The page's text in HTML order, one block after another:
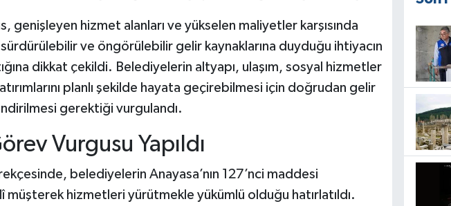
genişleyen hizmet alanları ve yükselen maliyetler karşısında
ve öngörülebilir gelir kaynaklarına duyduğu ihtiyacın
dikkat çekildi. Belediyelerin altyapı, ulaşım, sosyal hizmetler
planlı şekilde hayata geçirebilmesi için doğrudan gelir
gerektiği vurgulandı.
Vurgusu Yapıldı
belediyelerin Anayasa’nın 127’nci maddesi
müşterek hizmetleri yürütmekle yükümlü olduğu hatırlatıldı.